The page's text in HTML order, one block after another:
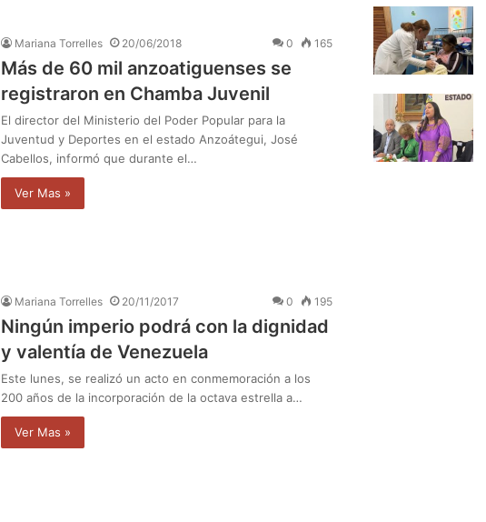
Mariana Torrelles 20/06/2018 0 165
Más de 60 mil anzoatiguenses se
registraron en Chamba Juvenil
El director del Ministerio del Poder Popular para la
Juventud y Deportes en el estado Anzoátegui, José
Cabellos, informó que durante el…
Ver Mas »
Mariana Torrelles 20/11/2017 0 195
Ningún imperio podrá con la dignidad
y valentía de Venezuela
Este lunes, se realizó un acto en conmemoración a los
200 años de la incorporación de la octava estrella a…
Ver Mas »